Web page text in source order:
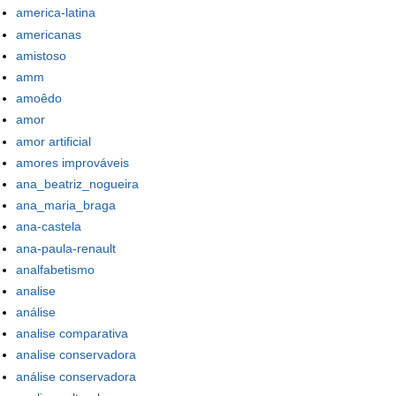
america-latina
americanas
amistoso
amm
amoêdo
amor
amor artificial
amores improváveis
ana_beatriz_nogueira
ana_maria_braga
ana-castela
ana-paula-renault
analfabetismo
analise
análise
analise comparativa
analise conservadora
análise conservadora